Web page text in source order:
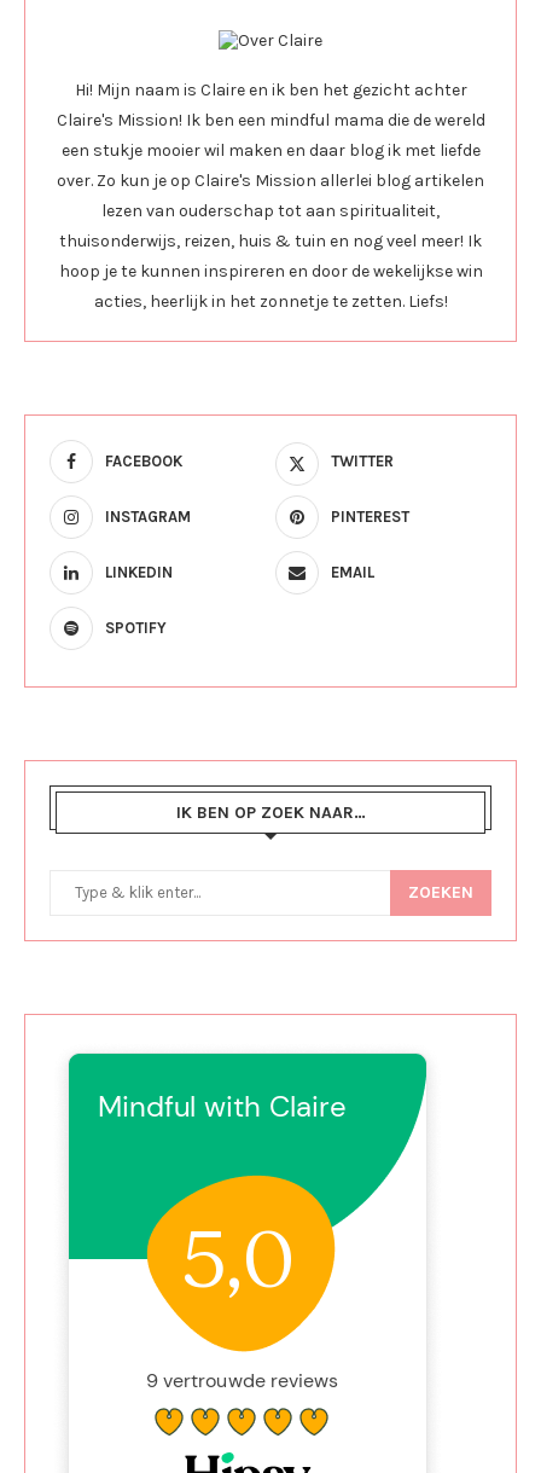
Hi! Mijn naam is Claire en ik ben het gezicht achter
Claire's Mission! Ik ben een mindful mama die de wereld
een stukje mooier wil maken en daar blog ik met liefde
over. Zo kun je op Claire's Mission allerlei blog artikelen
lezen van ouderschap tot aan spiritualiteit,
thuisonderwijs, reizen, huis & tuin en nog veel meer! Ik
hoop je te kunnen inspireren en door de wekelijkse win
acties, heerlijk in het zonnetje te zetten. Liefs!
FACEBOOK TWITTER
INSTAGRAM PINTEREST
LINKEDIN EMAIL
SPOTIFY
IK BEN OP ZOEK NAAR…
ZOEKEN